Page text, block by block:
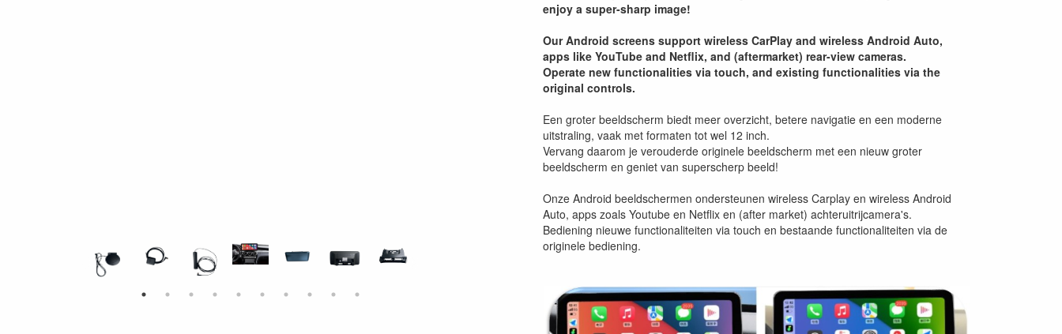
enjoy a super-sharp image!
Our Android screens support wireless CarPlay and wireless Android Auto,
apps like YouTube and Netflix, and (aftermarket) rear-view cameras.
Operate new functionalities via touch, and existing functionalities via the
original controls.
Een groter beeldscherm biedt meer overzicht, betere navigatie en een moderne
uitstraling, vaak met formaten tot wel 12 inch.
Vervang daarom je verouderde originele beeldscherm met een nieuw groter
beeldscherm en geniet van superscherp beeld!
Onze Android beeldschermen ondersteunen wireless Carplay en wireless Android
Auto, apps zoals Youtube en Netflix en (after market) achteruitrijcamera's.
Bediening nieuwe functionaliteiten via touch en bestaande functionaliteiten via de
originele bediening.